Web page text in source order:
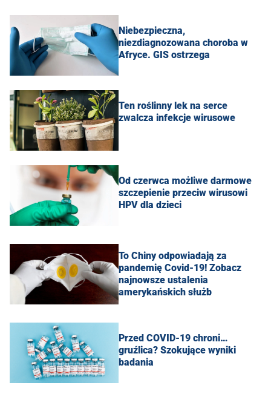
Niebezpieczna,
niezdiagnozowana choroba w
Afryce. GIS ostrzega
Ten roślinny lek na serce
zwalcza infekcje wirusowe
Od czerwca możliwe darmowe
szczepienie przeciw wirusowi
HPV dla dzieci
To Chiny odpowiadają za
pandemię Covid-19! Zobacz
najnowsze ustalenia
amerykańskich służb
Przed COVID-19 chroni…
gruźlica? Szokujące wyniki
badania